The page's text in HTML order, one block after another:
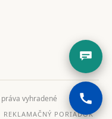
vyhradené
REKLAMAČNÝ PORIADOK